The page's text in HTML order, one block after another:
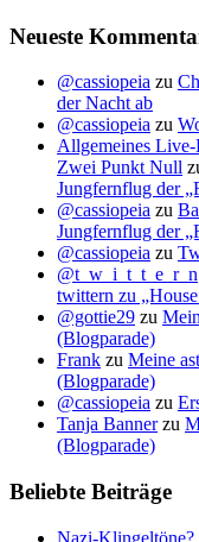
Neueste
@cassiopeia zu
der Nacht ab
@cassiopeia zu
Allgemeines Live-
Zwei Punkt Null
Jungfernflug der
@cassiopeia zu
Jungfernflug der
@cassiopeia zu
@t_w_i_t_t_e_r_n
twittern zu
@gottie29 zu
(Blogparade)
Frank zu Meine
(Blogparade)
@cassiopeia zu
Tanja Bannerzu
(Blogparade)
Beliebte Beiträge
Nazi-Klingeltöne?